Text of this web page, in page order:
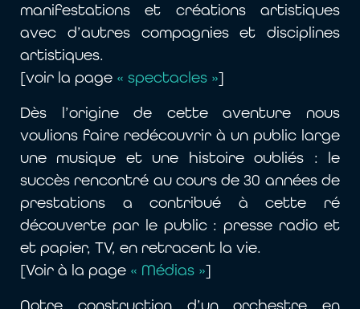
manifestations et créations artistiques
avec d’autres compagnies et disciplines
artistiques.
[voir la page « spectacles »]
Dès l’origine de cette aventure nous
voulions faire redécouvrir à un public large
une musique et une histoire oubliés : le
succès rencontré au cours de 30 années de
prestations a contribué à cette ré
découverte par le public : presse radio et
et papier, TV, en retracent la vie.
[Voir à la page « Médias »]